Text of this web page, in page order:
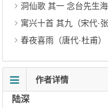
洞仙歌 其一 念台先生海天旭日
寓兴十首 其九（宋代·张
春夜喜雨（唐代·杜甫）
作者详情
陆深